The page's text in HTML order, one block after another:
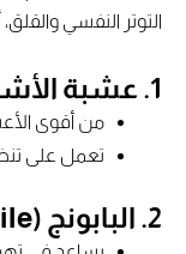
التوتر النفسي
من أقوى
تعمل على
2. البابونج (Chamomile)